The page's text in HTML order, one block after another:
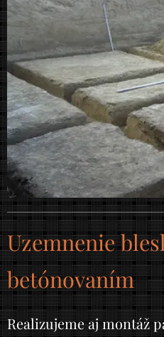
Uzemnenie
betónovaním
Realizujeme aj montáž